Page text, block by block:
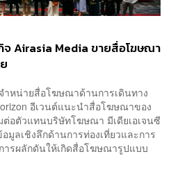
Airasia Media ขายสื่อโฆษณา
ำหน่ายสื่อโฆษณาด้านการเดินทาง
อีเวนต์แนะนำสื่อโฆษณาของ
ต่อตัวแทนบริษัทโฆษณา มีเดียเอเจนซี
มูลเชิงลึกด้านการท่องเที่ยวและการ
ารผลักดันให้เกิดสื่อโฆษณารูปแบบ